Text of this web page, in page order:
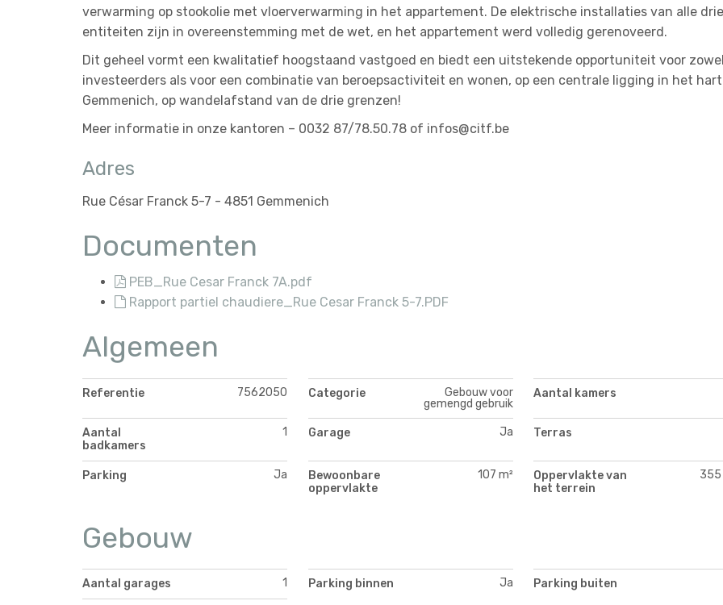
verwarming op stookolie met vloerverwarming in het appartement. De elektrische installaties van alle drie
entiteiten zijn in overeenstemming met de wet, en het appartement werd volledig gerenoveerd.
Dit geheel vormt een kwalitatief hoogstaand vastgoed en biedt een uitstekende opportuniteit voor zowel
investeerders als voor een combinatie van beroepsactiviteit en wonen, op een centrale ligging in het
Gemmenich, op wandelafstand van de drie grenzen!
Meer informatie in onze kantoren – 0032 87/78.50.78 of infos@citf.be
Adres
Rue César Franck 5-7 - 4851 Gemmenich
Documenten
PEB_Rue Cesar Franck 7A.pdf
Rapport partiel chaudiere_Rue Cesar Franck 5-7.PDF
Algemeen
Referentie 7562050 Categorie
Gebouw voor
gemengd gebruik
Aantal kamers
Aantal
badkamers
1 Garage Ja Terras
Parking Ja
Bewoonbare
oppervlakte
107 m²
Oppervlakte van
het terrein
355
Gebouw
Aantal garages 1 Parking binnen Ja Parking buiten